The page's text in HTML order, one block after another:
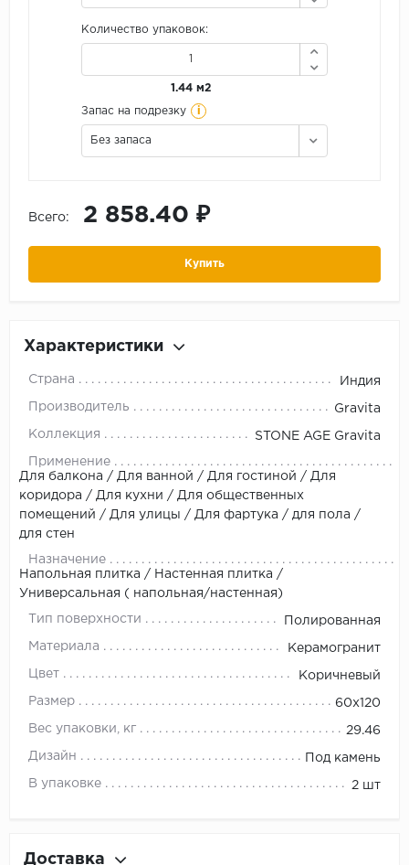
Количество упаковок:
1.44 м2
Запас на подрезку i
Без запаса
Всего: 2 858.40 ₽
Купить
Характеристики
Страна Индия
Производитель Gravita
Коллекция STONE AGE Gravita
Применение
Для балкона / Для ванной / Для гостиной / Для
коридора / Для кухни / Для общественных
помещений / Для улицы / Для фартука / для пола /
для стен
Назначение
Напольная плитка / Настенная плитка /
Универсальная ( напольная/настенная)
Тип поверхности Полированная
Материала Керамогранит
Цвет Коричневый
Размер 60x120
Вес упаковки, кг 29.46
Дизайн Под камень
В упаковке 2 шт
Доставка